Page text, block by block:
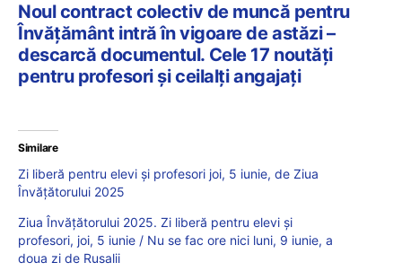
Noul contract colectiv de muncă pentru
Învățământ intră în vigoare de astăzi –
descarcă documentul. Cele 17 noutăți
pentru profesori și ceilalți angajați
Similare
Zi liberă pentru elevi și profesori joi, 5 iunie, de Ziua
Învățătorului 2025
Ziua Învățătorului 2025. Zi liberă pentru elevi și
profesori, joi, 5 iunie / Nu se fac ore nici luni, 9 iunie, a
doua zi de Rusalii